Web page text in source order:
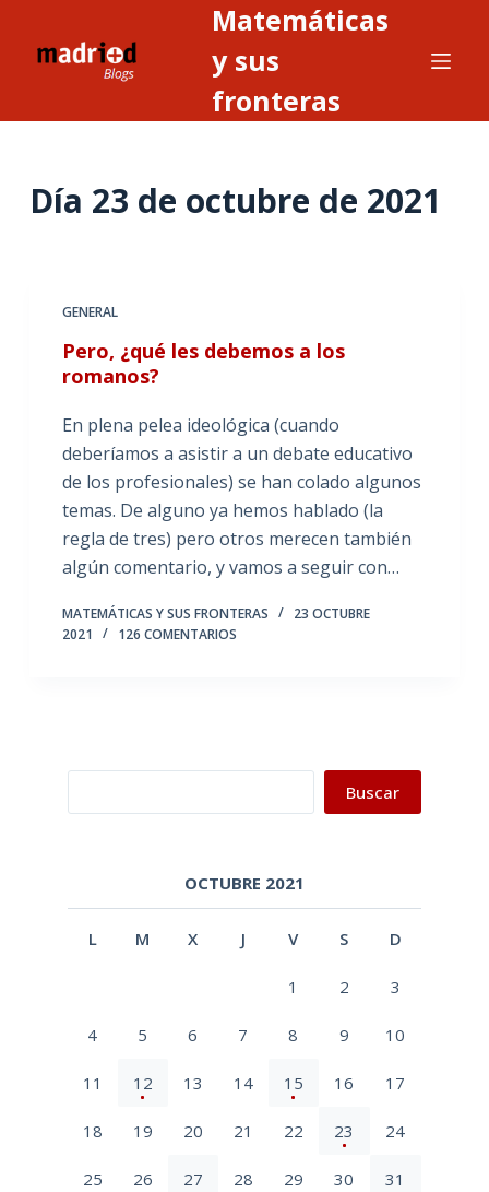
Matemáticas
y sus
fronteras
Día 23 de octubre de 2021
GENERAL
Pero, ¿qué les debemos a los
romanos?
En plena pelea ideológica (cuando
deberíamos a asistir a un debate educativo
de los profesionales) se han colado algunos
temas. De alguno ya hemos hablado (la
regla de tres) pero otros merecen también
algún comentario, y vamos a seguir con…
MATEMÁTICAS Y SUS FRONTERAS
23 OCTUBRE
2021
126 COMENTARIOS
Buscar
OCTUBRE 2021
L M X J V S D
1 2 3
4 5 6 7 8 9 10
11 12 13 14 15 16 17
18 19 20 21 22 23 24
25 26 27 28 29 30 31